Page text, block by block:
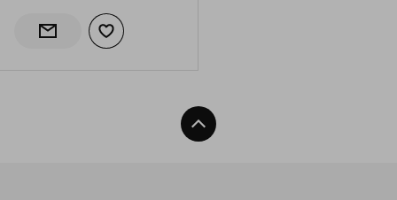
Информирай ме за наличност
Добави към списъка с любими
Нагоре